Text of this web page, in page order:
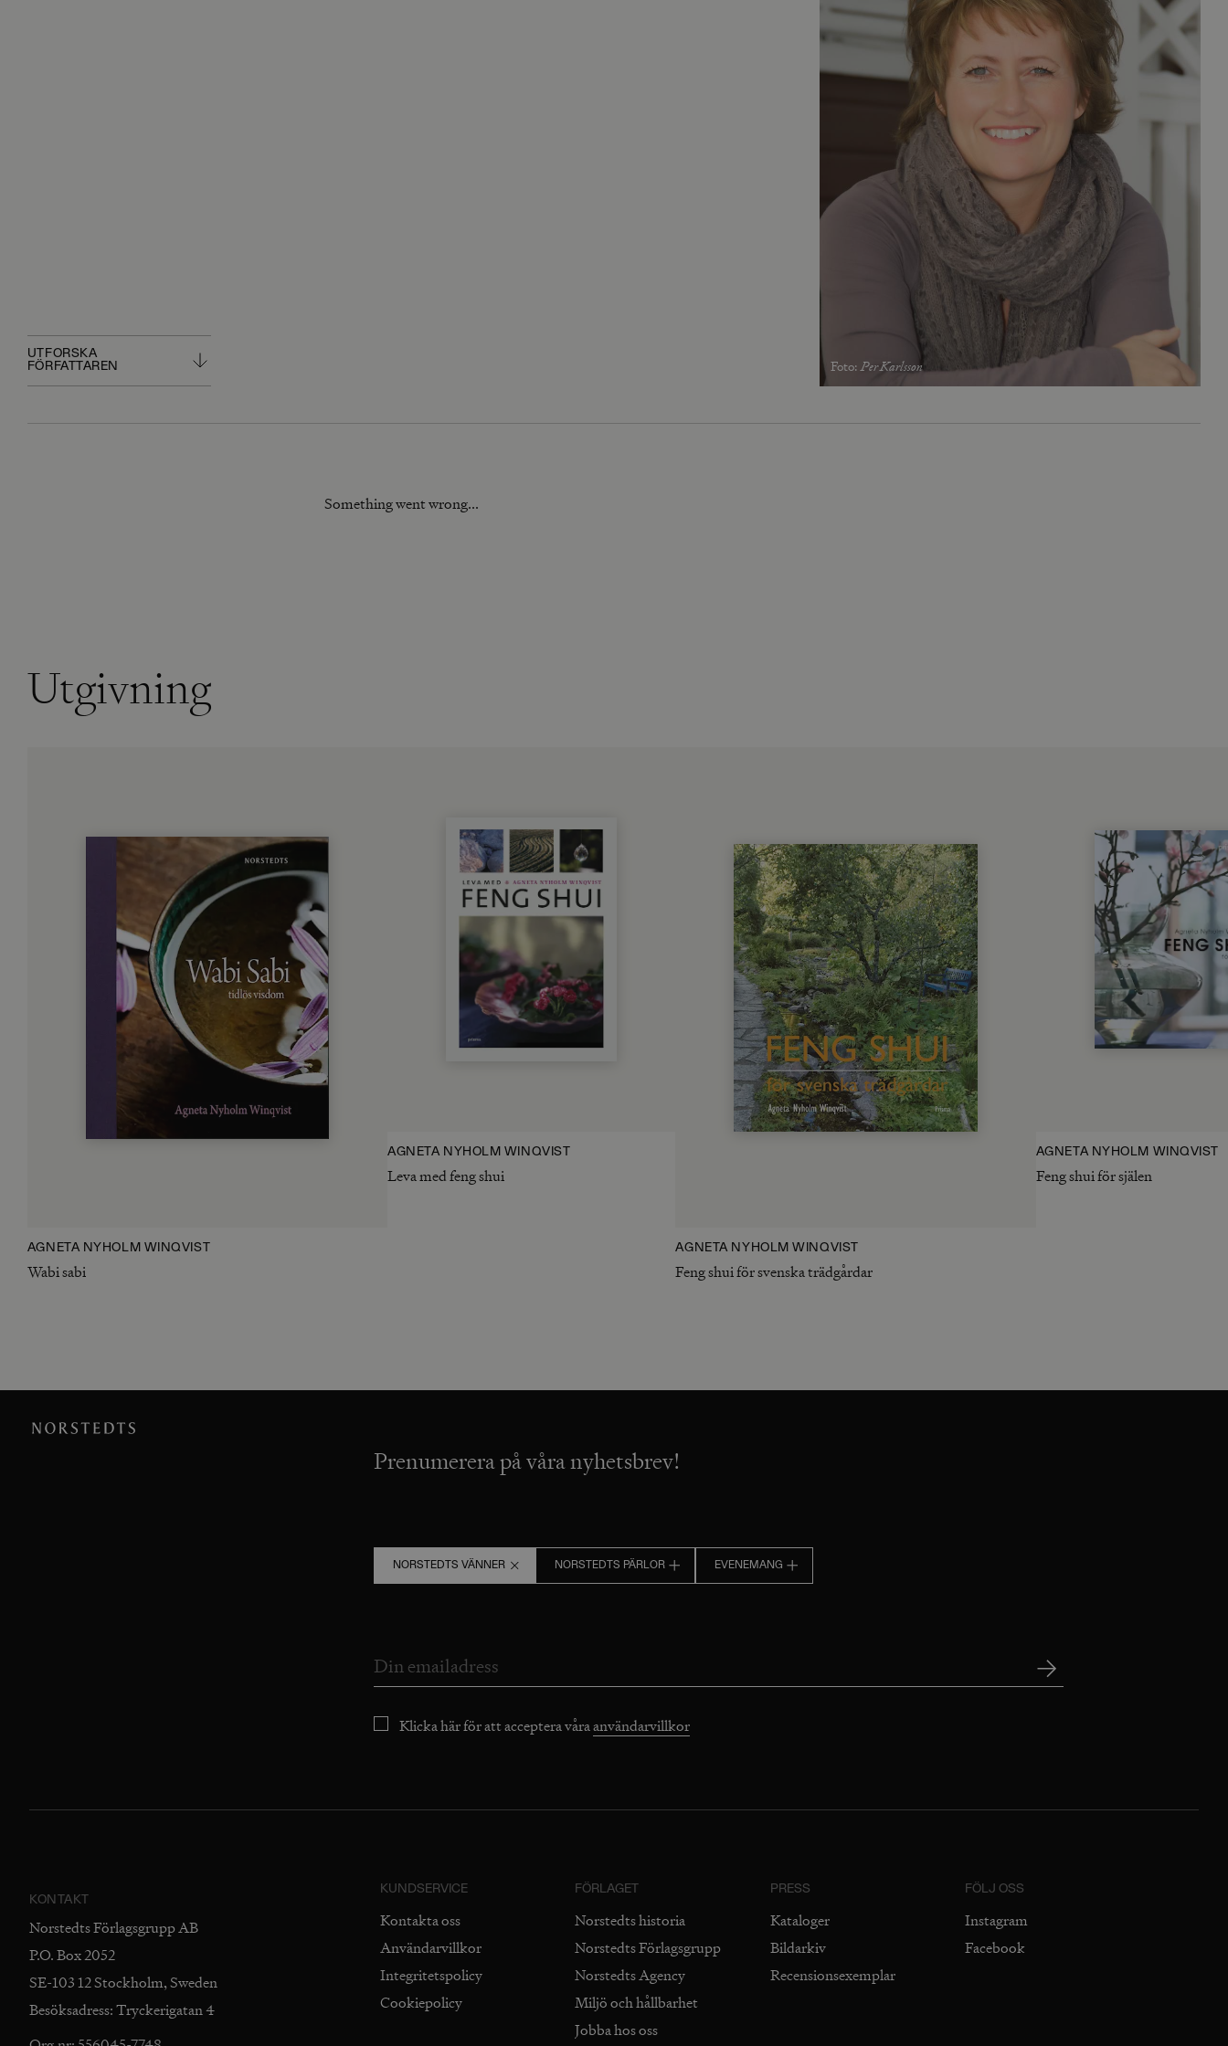
Foto: Per Karlsson
UTFORSKA
FÖRFATTAREN
Something went wrong...
Utgivning
AGNETA NYHOLM WINQVIST
Wabi sabi
AGNETA NYHOLM WINQVIST
Leva med feng shui
AGNETA NYHOLM WINQVIST
Feng shui för svenska trädgårdar
AGNETA NYHOLM WINQVIST
Feng shui för själen
Prenumerera på våra nyhetsbrev!
NORSTEDTS VÄNNER NORSTEDTS PÄRLOR EVENEMANG
Klicka här för att acceptera våraanvändarvillkor
KONTAKT
Norstedts Förlagsgrupp AB
P.O. Box 2052
SE-103 12 Stockholm, Sweden
Besöksadress: Tryckerigatan 4
KUNDSERVICE
Kontakta oss
Användarvillkor
Integritetspolicy
Cookiepolicy
FÖRLAGET
Norstedts historia
Norstedts Förlagsgrupp
Norstedts Agency
Miljö och hållbarhet
Jobba hos oss
PRESS
Kataloger
Bildarkiv
Recensionsexemplar
FÖLJ OSS
Instagram
Facebook